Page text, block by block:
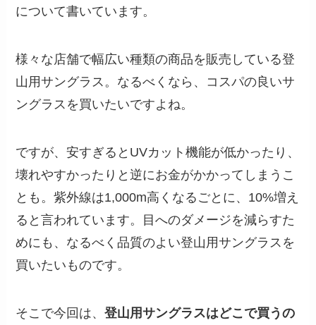
について書いています。
様々な店舗で幅広い種類の商品を販売している登
山用サングラス。なるべくなら、コスパの良いサ
ングラスを買いたいですよね。
ですが、安すぎるとUVカット機能が低かったり、
壊れやすかったりと逆にお金がかかってしまうこ
とも。紫外線は1,000m高くなるごとに、10%増え
ると言われています。目へのダメージを減らすた
めにも、なるべく品質のよい登山用サングラスを
買いたいものです。
そこで今回は、登山用サングラスはどこで買うの